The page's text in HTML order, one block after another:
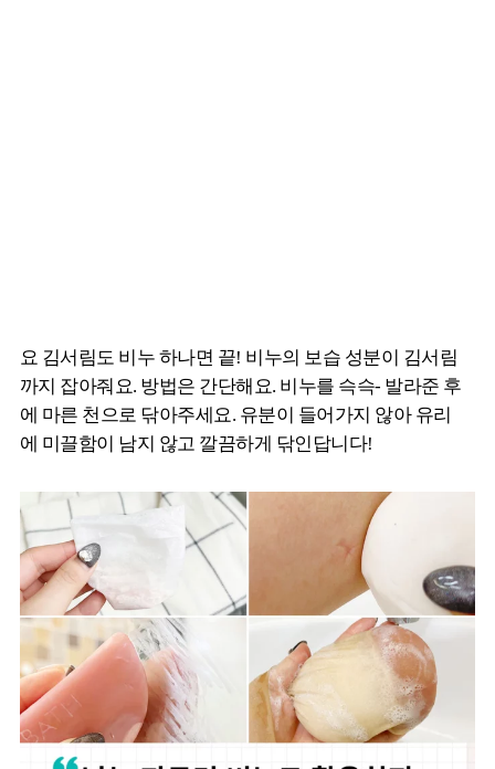
요 김서림도 비누 하나면 끝! 비누의 보습 성분이 김서림
까지 잡아줘요. 방법은 간단해요. 비누를 슥슥- 발라준 후
에 마른 천으로 닦아주세요. 유분이 들어가지 않아 유리
에 미끌함이 남지 않고 깔끔하게 닦인답니다!